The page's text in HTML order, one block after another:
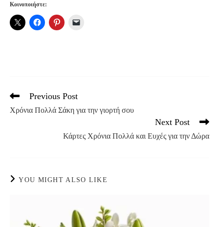
Κοινοποιήστε:
Read
articles
Previous Post
Χρόνια Πολλά Σάκη για την γιορτή σου
Next Post
Κάρτες Χρόνια Πολλά και Ευχές για την Δώρα
YOU MIGHT ALSO LIKE